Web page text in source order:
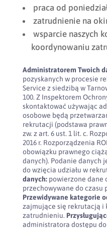
praca od
zatrudnienie na
wsparcie naszych
koordynowaniu
Administratorem Twoich
pozyskanych w procesie
Service z siedzibą w
100. Z Inspektorem
skontaktować używając
osobowe będą
rekrutacji (podstawa
zw. z art. 6 ust. 1 lit. c.
2016 r. Rozporządzenia
obowiązku prawnego
danych). Podanie danych
do wzięcia udziału w
danych:powierzone dane
przechowywane do
Przewidywane kategorie
zajmujące się rekrutacją i
zatrudnieniu.
administratora dostępu